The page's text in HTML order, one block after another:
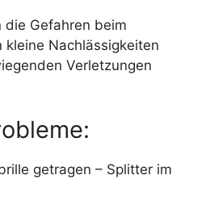
Gefahren beim
kleine Nachlässigkeiten
Verletzungen
getragen – Splitter im